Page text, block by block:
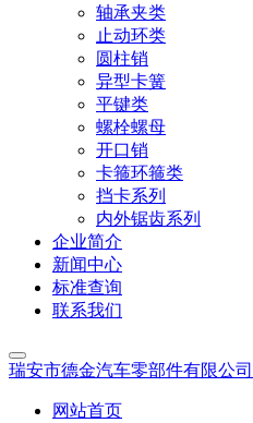
轴承夹类
止动环类
圆柱销
异型卡簧
平键类
螺栓螺母
开口销
卡箍环箍类
挡卡系列
内外锯齿系列
企业简介
新闻中心
标准查询
联系我们
瑞安市德金汽车零部件有限公司
网站首页